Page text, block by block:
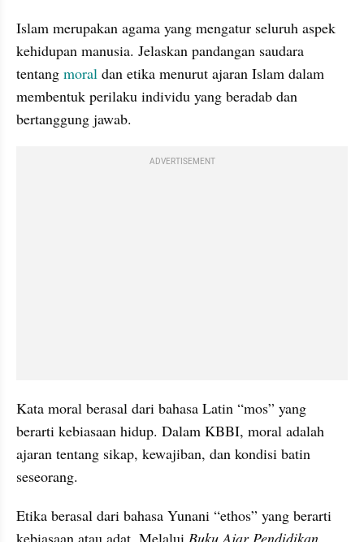
Islam merupakan agama yang mengatur seluruh aspek
kehidupan manusia. Jelaskan pandangan saudara
tentang moral dan etika menurut ajaran Islam dalam
membentuk perilaku individu yang beradab dan
bertanggung jawab.
ADVERTISEMENT
Kata moral berasal dari bahasa Latin “mos” yang
berarti kebiasaan hidup. Dalam KBBI, moral adalah
ajaran tentang sikap, kewajiban, dan kondisi batin
seseorang.
Etika berasal dari bahasa Yunani “ethos” yang berarti
kebiasaan atau adat. Melalui Buku Ajar Pendidikan